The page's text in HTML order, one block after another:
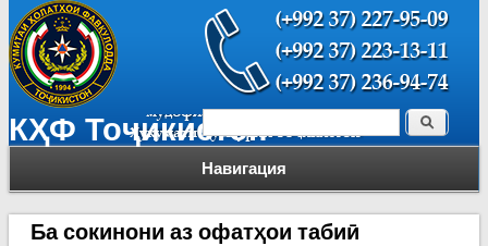
КҲФ Тоҷикистон
Навигация
Форма поиска Поиск
Ба сокинони аз офатҳои табиӣ